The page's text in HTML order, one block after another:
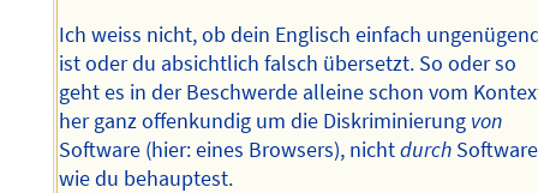
Ich weiss nicht, ob dein Englisch einfach
ist oder du absichtlich falsch übersetzt. So oder so
geht es in der Beschwerde alleine schon vom
her ganz offenkundig um die Diskriminierung von
Software (hier: eines Browsers), nichtdurch
wie du behauptest.